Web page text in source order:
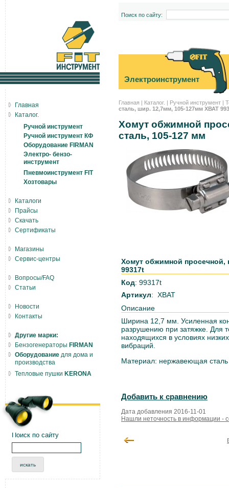
Поиск по сайту:
Электроинструмент
Главная | Каталог. | Ручной инструмент |
сталь, шир. 12,7мм, 105-127мм ХВАТ
Хомут обжимной
сталь, 105-127 мм
Хомут обжимной просечной,
99317t
Код: 99317t
Артикул: ХВАТ
Описание
Ширина 12,7 мм. Усиленная
разрушению при затяжке. Для
находящихся в условиях
вибраций.
Материал: нержавеющая сталь
Добавить к сравнению
Дата добавления 2016-11-01
Нашли неточность в информации -
Главная
Каталог.
Ручной инструмент
Ручной инструмент КФ
Оборудование FIRMAN
Электро- бензо-
инструмент
Пневмоинструмент FIT
Хозтовары
Каталоги
Прайсы
Скачать
Сертификаты
Магазины
Сервис-центры
Вопросы/FAQ
Статьи
Новости
Контакты
Другие марки:
Бензогенераторы FIRMAN
Оборудование для дома и
производства
Тепловые пушки KERONA
Поиск по сайту